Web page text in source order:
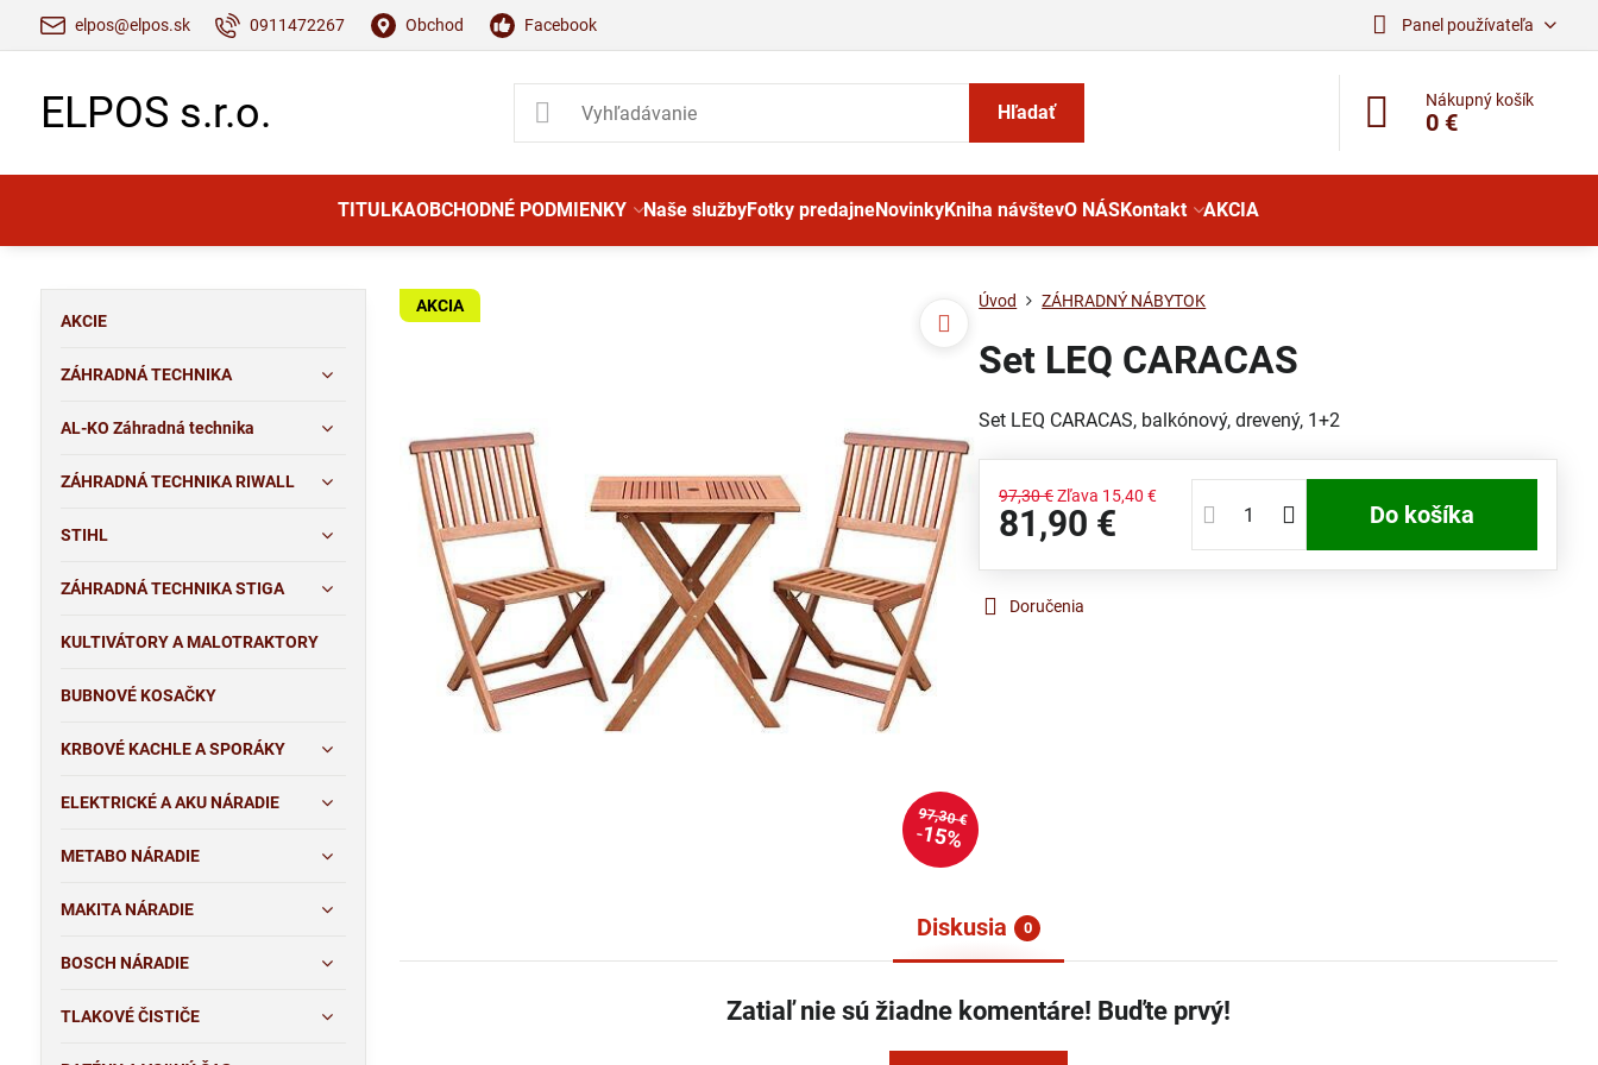
elpos@elpos.sk 0911472267 Obchod Facebook Panel používateľa
ELPOS s.r.o. Hľadať
Nákupný košík
0 €
TITULKAOBCHODNÉ PODMIENKY Naše službyFotky predajneNovinkyKniha návštevO NÁSKontakt AKCIA
AKCIA
97,30 €
15%
Úvod ZÁHRADNÝ NÁBYTOK
Set LEQ CARACAS
Set LEQ CARACAS, balkónový, drevený, 1+2
97,30 € Zľava 15,40 €
81,90 € Do košíka
Doručenia
Diskusia 0
Zatiaľ nie sú žiadne komentáre! Buďte prvý!
AKCIE
ZÁHRADNÁ TECHNIKA
AL-KO Záhradná technika
ZÁHRADNÁ TECHNIKA RIWALL
STIHL
ZÁHRADNÁ TECHNIKA STIGA
KULTIVÁTORY A MALOTRAKTORY
BUBNOVÉ KOSAČKY
KRBOVÉ KACHLE A SPORÁKY
ELEKTRICKÉ A AKU NÁRADIE
METABO NÁRADIE
MAKITA NÁRADIE
BOSCH NÁRADIE
TLAKOVÉ ČISTIČE